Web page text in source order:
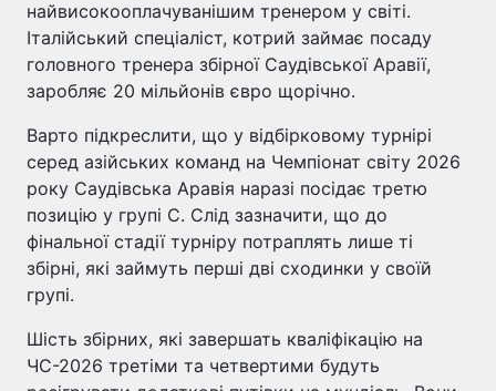
найвисокооплачуванішим тренером у світі.
Італійський спеціаліст, котрий займає посаду
головного тренера збірної Саудівської Аравії,
заробляє 20 мільйонів євро щорічно.
Варто підкреслити, що у відбірковому турнірі
серед азійських команд на Чемпіонат світу 2026
року Саудівська Аравія наразі посідає третю
позицію у групі С. Слід зазначити, що до
фінальної стадії турніру потраплять лише ті
збірні, які займуть перші дві сходинки у своїй
групі.
Шість збірних, які завершать кваліфікацію на
ЧС-2026 третіми та четвертими будуть